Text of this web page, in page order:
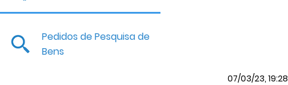
Pedidos de Pesquisa de
Bens
07/03/23, 19:28